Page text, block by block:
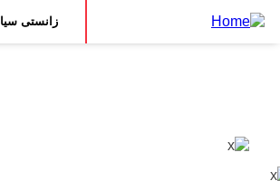
ناوەڕۆکی
Main
زانستی